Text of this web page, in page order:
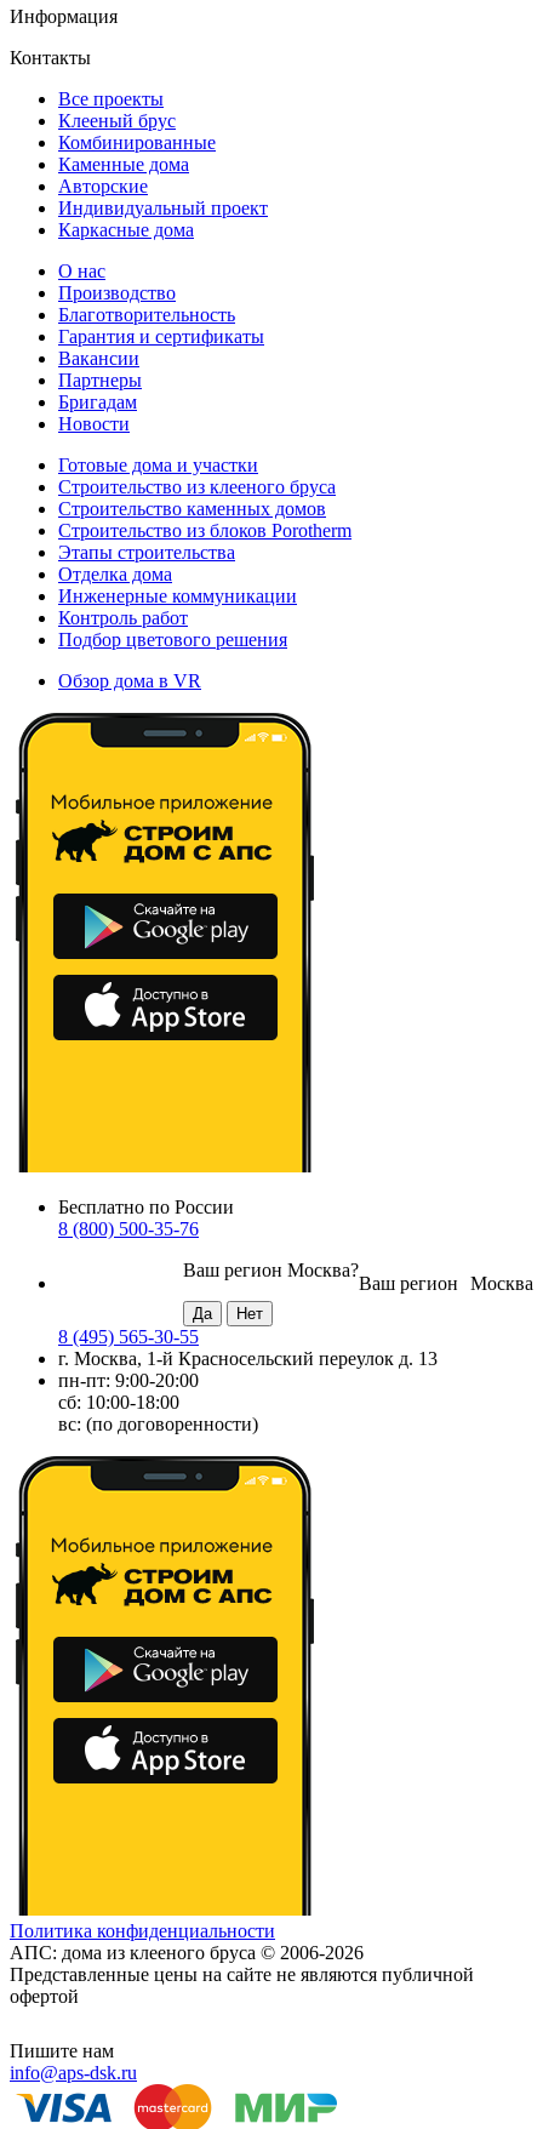
Информация
Контакты
Все проекты
Клееный брус
Комбинированные
Каменные дома
Авторские
Индивидуальный проект
Каркасные дома
О нас
Производство
Благотворительность
Гарантия и сертификаты
Вакансии
Партнеры
Бригадам
Новости
Готовые дома и участки
Строительство из клееного бруса
Строительство каменных домов
Строительство из блоков Porotherm
Этапы строительства
Отделка дома
Инженерные коммуникации
Контроль работ
Подбор цветового решения
Обзор дома в VR
Бесплатно по России
8 (800) 500-35-76
Москва
Ваш регион
Ваш регион Москва?
8 (495) 565-30-55
г. Москва, 1-й Красносельский переулок д. 13
пн-пт: 9:00-20:00
сб: 10:00-18:00
вс: (по договоренности)
Политика конфиденциальности
АПС: дома из клееного бруса © 2006-2026
Представленные цены на сайте не являются публичной
офертой
Пишите нам
info@aps-dsk.ru